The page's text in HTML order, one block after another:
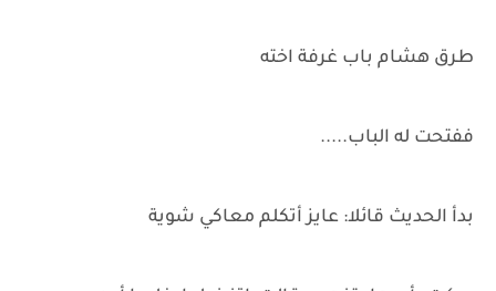
طرق هشام باب غرفة اخته
ففتحت له الباب.....
بدأ الحديث قائلا: عايز أتكلم معاكي شوية